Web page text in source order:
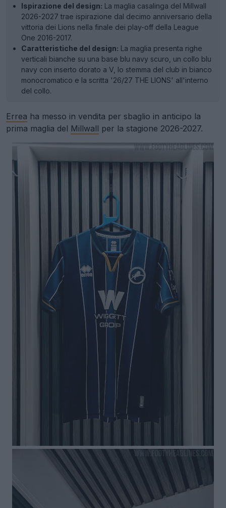
Ispirazione del design: La maglia casalinga del Millwall
2026-2027 trae ispirazione dal decimo anniversario della
vittoria dei Lions nella finale dei play-off della League
One 2016-2017.
Caratteristiche del design: La maglia presenta righe
verticali bianche su una base blu navy scuro, un collo blu
navy con inserto dorato a V, lo stemma del club in bianco
monocromatico e la scritta '26/27 THE LIONS' all'interno
del collo.
Errea ha messo in vendita per sbaglio in anticipo la
prima maglia del Millwall per la stagione 2026-2027.